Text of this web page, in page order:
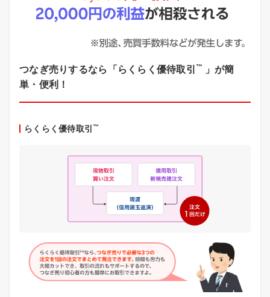
つなぎ売りするなら「らくらく優待取引 ™
」が簡
単・便利！
らくらく優待取引 ™